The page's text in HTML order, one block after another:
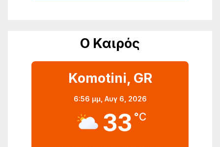
Ο Καιρός
Komotini, GR
6:56 μμ, Αυγ 6, 2026
33 °C